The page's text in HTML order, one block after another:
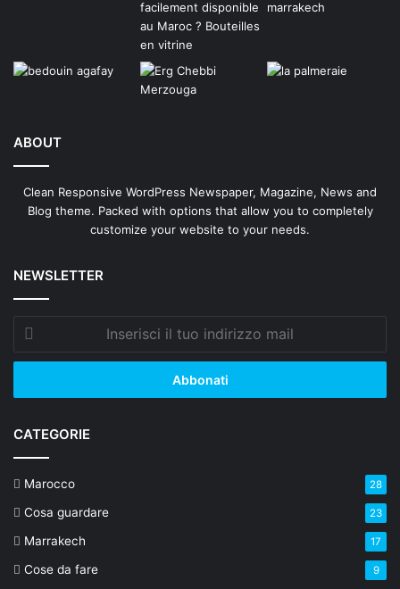
ABOUT
Clean Responsive WordPress Newspaper, Magazine, News and
Blog theme. Packed with options that allow you to completely
customize your website to your needs.
NEWSLETTER
Inserisci
tuo
mail
CATEGORIE
Marocco 28
Cosa guardare 23
Marrakech 17
Cose da fare 9